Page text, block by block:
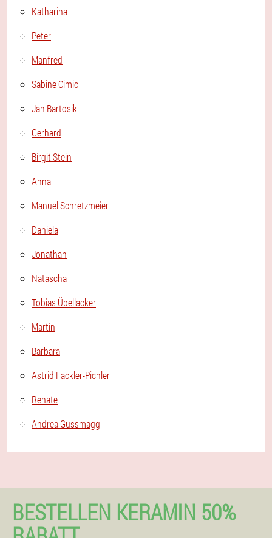
Katharina
Peter
Manfred
Sabine Cimic
Jan Bartosik
Gerhard
Birgit Stein
Anna
Manuel Schretzmeier
Daniela
Jonathan
Natascha
Tobias Übellacker
Martin
Barbara
Astrid Fackler-Pichler
Renate
Andrea Gussmagg
BESTELLEN KERAMIN 50%